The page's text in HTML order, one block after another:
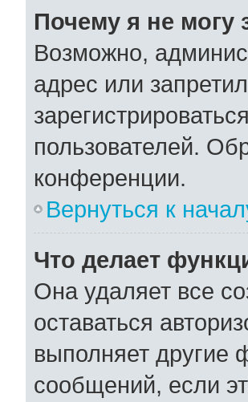
Почему я не могу
Возможно,
адрес или
пользователей.
конференции.
Вернуться к
Что делает
Она удаляет все
оставаться
выполняет другие
сообщений, если